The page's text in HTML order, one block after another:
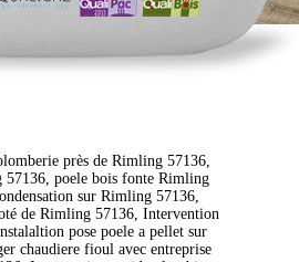
près de Rimling 57136,
57136, poele bois fonte Rimling
sur Rimling 57136,
de Rimling 57136, Intervention
pose poele a pellet sur
chaudiere fioul avec entreprise